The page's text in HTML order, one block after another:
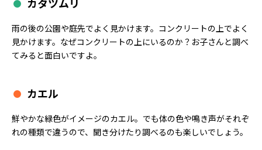
雨の後の公園や庭先でよく見かけます。コンクリートの上でよく
見かけます。なぜコンクリートの上にいるのか？お子さんと調べ
てみると面白いですよ。
カエル
鮮やかな緑色がイメージのカエル。でも体の色や鳴き声がそれぞ
れの種類で違うので、聞き分けたり調べるのも楽しいでしょう。